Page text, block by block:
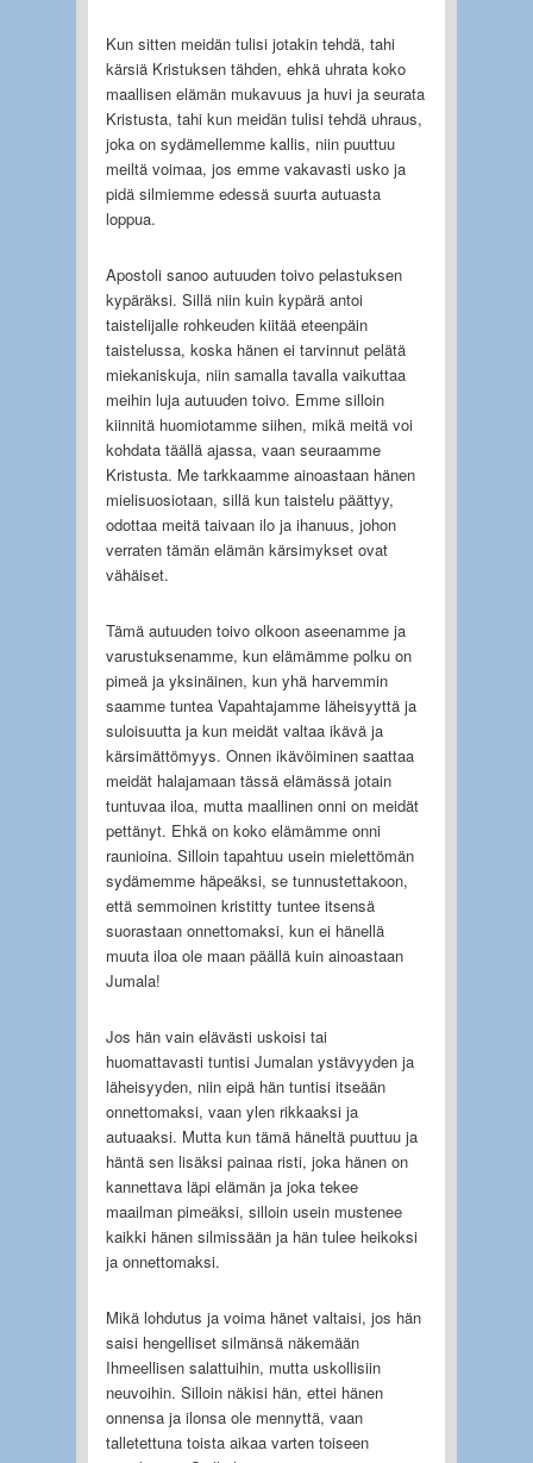
Kun sitten meidän tulisi jotakin tehdä, tahi
kärsiä Kristuksen tähden, ehkä uhrata koko
maallisen elämän mukavuus ja huvi ja seurata
Kristusta, tahi kun meidän tulisi tehdä uhraus,
joka on sydämellemme kallis, niin puuttuu
meiltä voimaa, jos emme vakavasti usko ja
pidä silmiemme edessä suurta autuasta
loppua.
Apostoli sanoo autuuden toivo pelastuksen
kypäräksi. Sillä niin kuin kypärä antoi
taistelijalle rohkeuden kiitää eteenpäin
taistelussa, koska hänen ei tarvinnut pelätä
miekaniskuja, niin samalla tavalla vaikuttaa
meihin luja autuuden toivo. Emme silloin
kiinnitä huomiotamme siihen, mikä meitä voi
kohdata täällä ajassa, vaan seuraamme
Kristusta. Me tarkkaamme ainoastaan hänen
mielisuosiotaan, sillä kun taistelu päättyy,
odottaa meitä taivaan ilo ja ihanuus, johon
verraten tämän elämän kärsimykset ovat
vähäiset.
Tämä autuuden toivo olkoon aseenamme ja
varustuksenamme, kun elämämme polku on
pimeä ja yksinäinen, kun yhä harvemmin
saamme tuntea Vapahtajamme läheisyyttä ja
suloisuutta ja kun meidät valtaa ikävä ja
kärsimättömyys. Onnen ikävöiminen saattaa
meidät halajamaan tässä elämässä jotain
tuntuvaa iloa, mutta maallinen onni on meidät
pettänyt. Ehkä on koko elämämme onni
raunioina. Silloin tapahtuu usein mielettömän
sydämemme häpeäksi, se tunnustettakoon,
että semmoinen kristitty tuntee itsensä
suorastaan onnettomaksi, kun ei hänellä
muuta iloa ole maan päällä kuin ainoastaan
Jumala!
Jos hän vain elävästi uskoisi tai
huomattavasti tuntisi Jumalan ystävyyden ja
läheisyyden, niin eipä hän tuntisi itseään
onnettomaksi, vaan ylen rikkaaksi ja
autuaaksi. Mutta kun tämä häneltä puuttuu ja
häntä sen lisäksi painaa risti, joka hänen on
kannettava läpi elämän ja joka tekee
maailman pimeäksi, silloin usein mustenee
kaikki hänen silmissään ja hän tulee heikoksi
ja onnettomaksi.
Mikä lohdutus ja voima hänet valtaisi, jos hän
saisi hengelliset silmänsä näkemään
Ihmeellisen salattuihin, mutta uskollisiin
neuvoihin. Silloin näkisi hän, ettei hänen
onnensa ja ilonsa ole mennyttä, vaan
talletettuna toista aikaa varten toiseen